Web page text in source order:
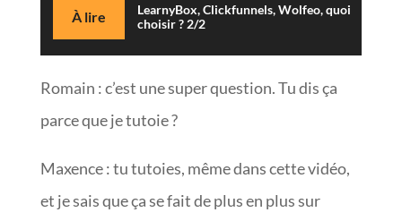
À lire
LearnyBox, Clickfunnels, Wolfeo, quoi
choisir ? 2/2
Romain : c’est une super question. Tu dis ça
parce que je tutoie ?
Maxence : tu tutoies, même dans cette vidéo,
et je sais que ça se fait de plus en plus sur